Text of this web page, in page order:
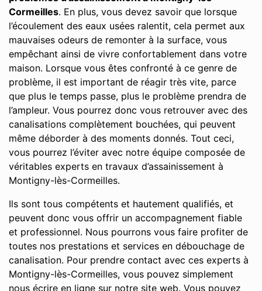
Cormeilles. En plus, vous devez savoir que lorsque
l’écoulement des eaux usées ralentit, cela permet aux
mauvaises odeurs de remonter à la surface, vous
empêchant ainsi de vivre confortablement dans votre
maison. Lorsque vous êtes confronté à ce genre de
problème, il est important de réagir très vite, parce
que plus le temps passe, plus le problème prendra de
l’ampleur. Vous pourrez donc vous retrouver avec des
canalisations complètement bouchées, qui peuvent
même déborder à des moments donnés. Tout ceci,
vous pourrez l’éviter avec notre équipe composée de
véritables experts en travaux d’assainissement à
Montigny-lès-Cormeilles.
Ils sont tous compétents et hautement qualifiés, et
peuvent donc vous offrir un accompagnement fiable
et professionnel. Nous pourrons vous faire profiter de
toutes nos prestations et services en débouchage de
canalisation. Pour prendre contact avec ces experts à
Montigny-lès-Cormeilles, vous pouvez simplement
nous écrire en ligne sur notre site web. Vous pouvez